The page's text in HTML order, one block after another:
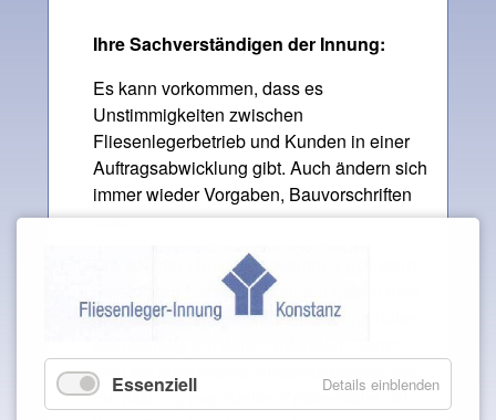
Ihre Sachverständigen der Innung:
Es kann vorkommen, dass es
Unstimmigkeiten zwischen
Fliesenlegerbetrieb und Kunden in einer
Auftragsabwicklung gibt. Auch ändern sich
immer wieder Vorgaben, Bauvorschriften
usw.
Die von der Handwerkskammer Konstanz
vereidigten Sachverständigen haben eine
gründliche Schulung absolviert und halten
sind sie kompetente Ansprechpartner, die
die Klärung eventueller Problemfälle mit
Essenziell Details einblenden